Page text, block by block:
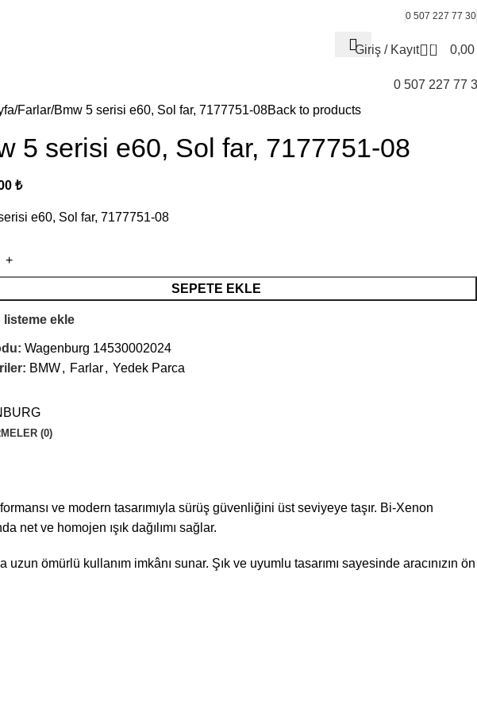
0 507 227 77 30
Giriş / Kayıt 0 0,00
0 507 227 77
Farlar Bmw 5 serisi e60, Sol far, 7177751-08Back to products
5 serisi e60, Sol far, 7177751-08
₺
e60, Sol far, 7177751-08
SEPETE EKLE
listeme ekle
Wagenburg 14530002024
BMW, Farlar, Yedek Parca
(0)
ve modern tasarımıyla sürüş güvenliğini üst seviyeye taşır. Bi-Xenon
net ve homojen ışık dağılımı sağlar.
uzun ömürlü kullanım imkânı sunar. Şık ve uyumlu tasarımı sayesinde aracınızın ön